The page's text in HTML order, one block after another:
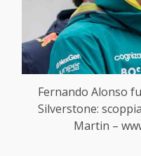
Fernando Alonso
Silverstone:
Martin –